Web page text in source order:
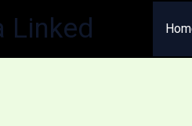
Linked